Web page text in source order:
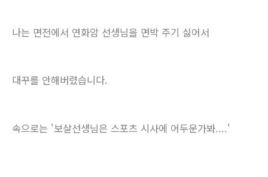
나는 면전에서 연화암 선생님을 면박 주기 싫어서
대꾸를 안해버렸습니다.
속으로는 '보살선생님은 스포츠 시사에 어두운가봐....'